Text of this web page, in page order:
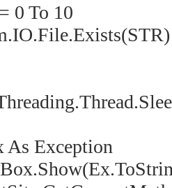
0 To 10
As Exception